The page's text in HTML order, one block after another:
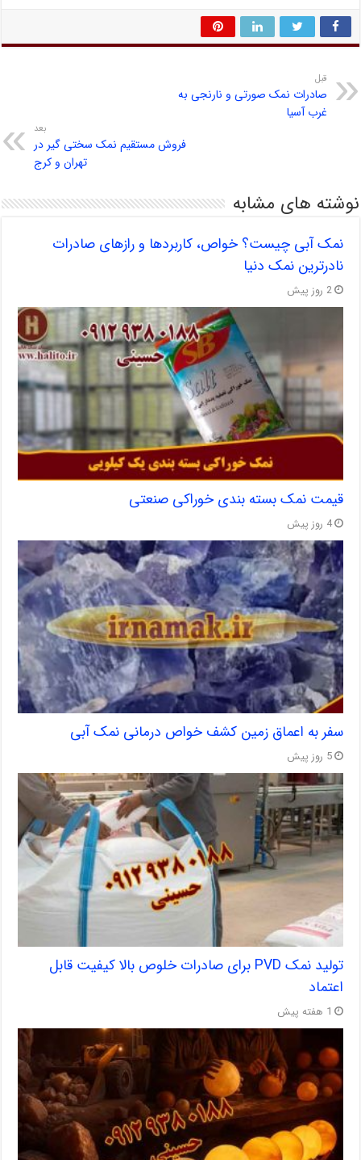
قبل
صادرات نمک صورتی و نارنجی به
غرب آسیا
بعد
فروش مستقیم نمک سختی گیر در
تهران و کرج
نوشته های مشابه
نمک آبی چیست؟ خواص، کاربردها و رازهای صادرات
نادرترین نمک دنیا
2 روز پیش
قیمت نمک بسته بندی خوراکی صنعتی
4 روز پیش
سفر به اعماق زمین کشف خواص درمانی نمک آبی
5 روز پیش
تولید نمک PVD برای صادرات خلوص بالا کیفیت قابل
اعتماد
1 هفته پیش